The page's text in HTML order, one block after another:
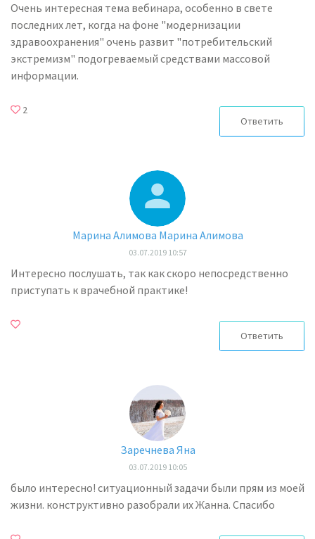
Очень интересная тема вебинара, особенно в свете
последних лет, когда на фоне "модернизации
здравоохранения" очень развит "потребительский
экстремизм" подогреваемый средствами массовой
информации.
2
Ответить
Марина Алимова Марина Алимова
03.07.2019 10:57
Интересно послушать, так как скоро непосредственно
приступать к врачебной практике!
Ответить
Заречнева Яна
03.07.2019 10:05
было интересно! ситуационный задачи были прям из моей
жизни. конструктивно разобрали их Жанна. Спасибо